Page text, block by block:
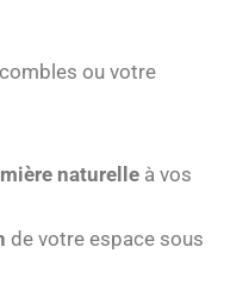
ou votre
naturelle à vos
de votre espace sous